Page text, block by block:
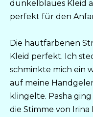
dunkelblaues Kleid
perfekt für den
Die hautfarbenen
Kleid perfekt. Ich
schminkte mich ein
auf meine
klingelte. Pasha
die Stimme von Irina